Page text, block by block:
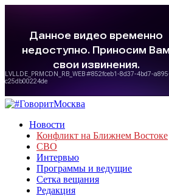
Новости
Конфликт на Ближнем Востоке
СВО
Интервью
Программы и ведущие
Сетка вещания
Редакция